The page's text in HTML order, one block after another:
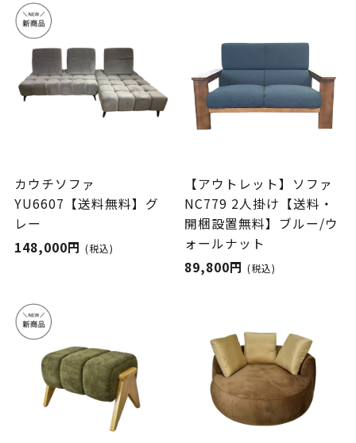
カウチソファ
YU6607【送料無料】グ
レー
148,000円 (税込)
【アウトレット】ソファ
NC779 2人掛け【送料・
開梱設置無料】ブルー/ウ
ォールナット
89,800円(税込)